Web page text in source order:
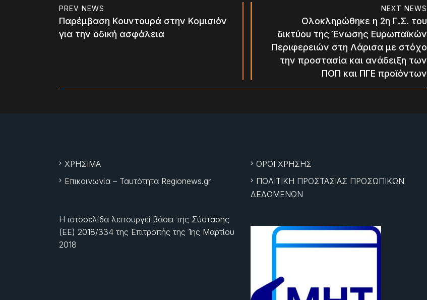
PREV NEWS
Παρέμβαση Κουντουρά στην Κομισιόν
για την οδική ασφάλεια
NEXT NEWS
Ολοκληρώθηκε η 2η Γ.Σ. του
δικτύου της Ένωσης Ευρωπαϊκών
Περιφερειών στη Λάρισα με στόχο
την προστασία και ανάδειξη των
ΠΟΠ και ΠΓΕ προϊόντων
ΧΡΗΣΙΜΑ
Επικοινωνία – Ταυτότητα Regionews.gr
Η ιστοσελίδα λειτουργεί βάσει της Σύστασης
(ΕΕ) 2018/334 της Επιτροπής της 1ης Μαρτίου
2018
ΟΡΟΙ ΧΡΗΣΗΣ
ΠΟΛΙΤΙΚΗ ΠΡΟΣΤΑΣΙΑΣ ΠΡΟΣΩΠΙΚΩΝ
ΔΕΔΟΜΕΝΩΝ